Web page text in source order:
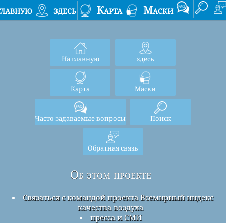
здесь Карта Маски
На главную здесь
Карта Маски
Часто задаваемые вопросы Поиск
Обратная связь
Об этом проекте
Связаться с командой проекта Всемирный индекс
качества воздуха
пресса и СМИ